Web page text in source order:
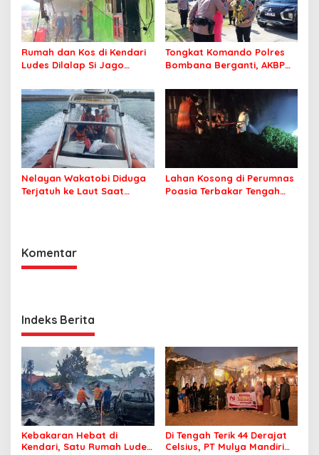
Rumah dan Kos di Kendari
Ludes Dilalap Si Jago
Tongkat Komando Polres
Bombana Berganti, AKBP
Kepolisian Bombana
Nelayan Wakatobi Diduga
Terjatuh ke Laut Saat
Lahan Kosong di Perumnas
Poasia Terbakar Tengah
Komentar
Indeks Berita
Kebakaran Hebat di
Kendari, Satu Rumah Ludes
Di Tengah Terik 44 Derajat
Celsius, PT Mulya Mandiri